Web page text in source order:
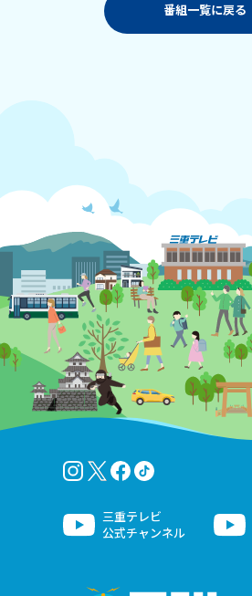
番組一覧に戻る
Instagramtwitter-xfacebook
三重テレビ
公式チャンネル